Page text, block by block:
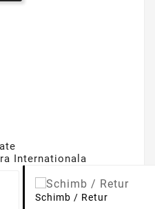
Internationala
Schimb / Retur